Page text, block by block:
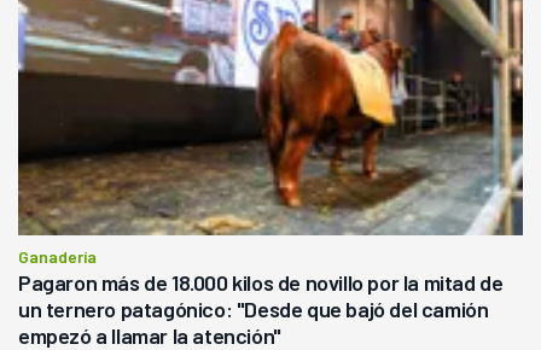
Ganadería
Pagaron más de 18.000 kilos de novillo por la mitad de
un ternero patagónico: "Desde que bajó del camión
empezó a llamar la atención"